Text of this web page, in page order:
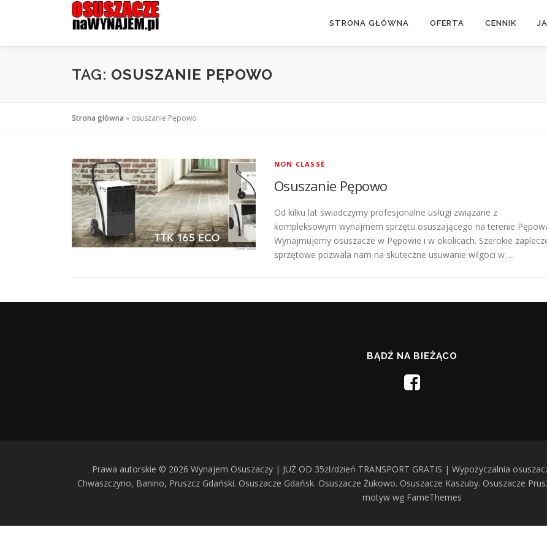
STRONA GŁÓWNA OFERTA CENNIK
TAG: OSUSZANIE PĘPOWO
Strona główna » osuszanie Pępowo
NON CLASSÉ
Osuszanie Pępowo
Od kilku lat świadczymy profesjonalne usługi związane z
kompleksowym wynajmem sprzętu osuszającego na terenie
Wynajmujemy osuszacze w Pępowie i w okolicach. Szerokie
sprzętowe pozwala nam na skuteczne usuwanie wilgoci w …
BĄDŹ NA BIEŻĄCO
Prawa autorskie © 2026 Wynajem Osuszaczy | JUŻ OD 35zł/dzień TRANSPORT GRATIS | Wypożyczalnia
Chwaszczyno, Banino, Pruszcz Gdański. Osuszacze Gdańsk. Osuszacze Żukowo. Osuszacze Kaszuby. Osuszacze
motyw wg FameThemes